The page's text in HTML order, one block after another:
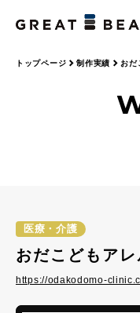
トップページ 制作実績 おだ
医療・介護
おだこどもア
https://odakodomo-